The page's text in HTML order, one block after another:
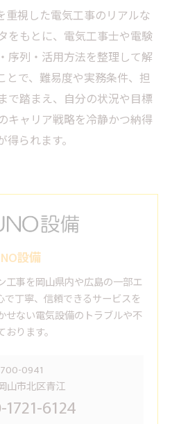
重視した電気工事のリアルな
をもとに、電気工事士や電験
序列・活用方法を整理して解
とで、難易度や実務条件、担
で踏まえ、自分の状況や目標
キャリア戦略を冷静かつ納得
られます。
設備
工事を岡山県内や広島の一部エ
で丁寧、信頼できるサービスを
せない電気設備のトラブルや不
ります。
0941
山市北区青江
6124